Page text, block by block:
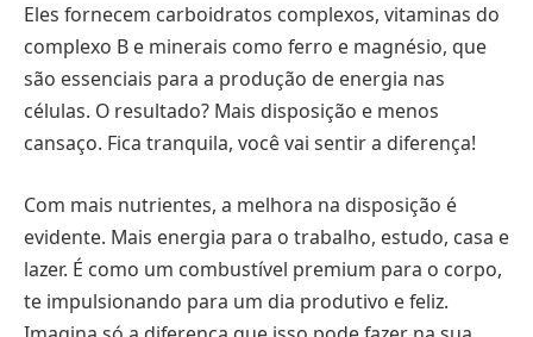
Eles fornecem carboidratos complexos, vitaminas do
complexo B e minerais como ferro e magnésio, que
são essenciais para a produção de energia nas
células. O resultado? Mais disposição e menos
cansaço. Fica tranquila, você vai sentir a diferença!
Com mais nutrientes, a melhora na disposição é
evidente. Mais energia para o trabalho, estudo, casa e
lazer. É como um combustível premium para o corpo,
te impulsionando para um dia produtivo e feliz.